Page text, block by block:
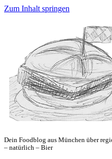
Zum Inhalt springen
Dein Foodblog aus München über
– natürlich – Bier